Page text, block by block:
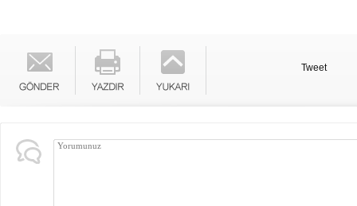
Tweet